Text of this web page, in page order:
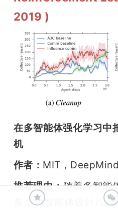
2019 )
在多智能体强化学习中
机
作者： MIT，
推荐理由： 随着多智能
多，为智能体设计/让